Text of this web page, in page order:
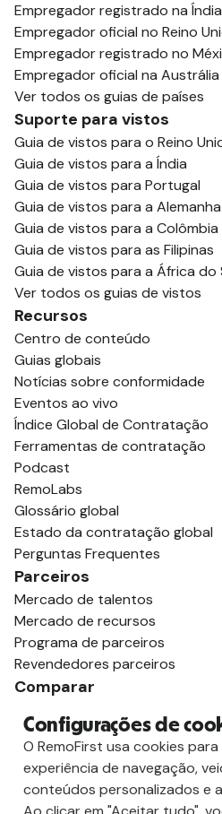
Empregador registrado na Índia
Empregador oficial no Reino
Empregador registrado no
Empregador oficial na Austrália
Ver todos os guias de países
Suporte para vistos
Guia de vistos para o Reino
Guia de vistos para a Índia
Guia de vistos para Portugal
Guia de vistos para a Alemanha
Guia de vistos para a Colômbia
Guia de vistos para as Filipinas
Guia de vistos para a África do
Ver todos os guias de vistos
Recursos
Centro de conteúdo
Guias globais
Notícias sobre conformidade
Eventos ao vivo
Índice Global de Contratação
Ferramentas de contratação
Podcast
RemoLabs
Glossário global
Estado da contratação global
Perguntas Frequentes
Parceiros
Mercado de talentos
Mercado de recursos
Programa de parceiros
Revendedores parceiros
Comparar
vs. Remoto
vs. Oyster
vs. Multiplicador
Configurações de
O RemoFirst usa cookies
experiência de navegação,
conteúdos personalizados e